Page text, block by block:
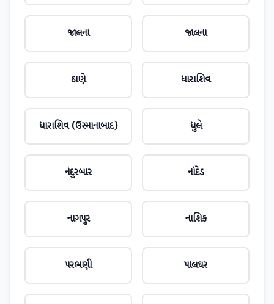
જાલના જાલના
ઠાણે ધારાશિવ
ધારાશિવ (ઉસ્માનાબાદ) ધુલે
નંદુરબાર નાંદેડ
નાગપુર નાશિક
પરભણી પાલઘર